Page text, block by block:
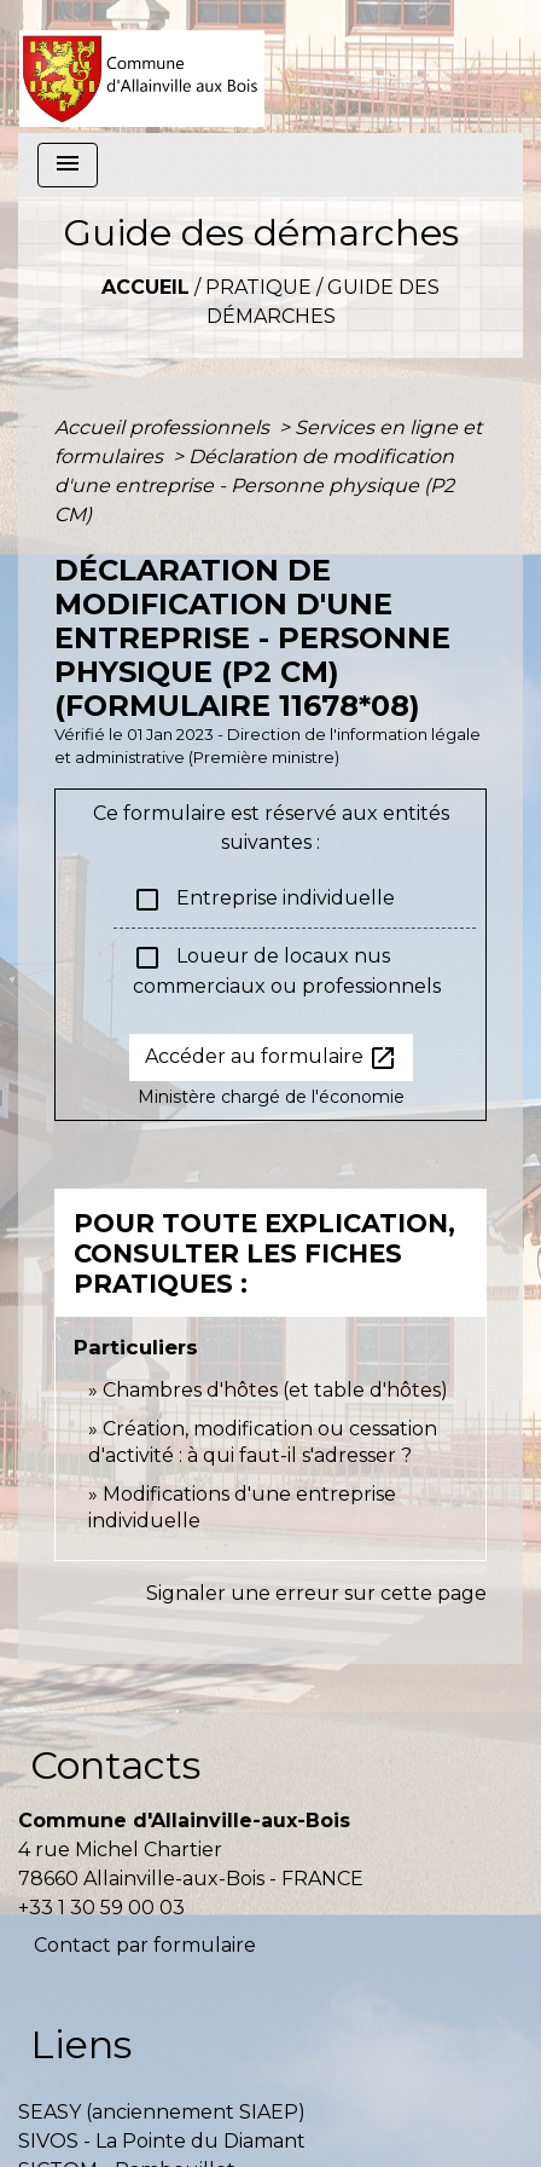
menu
Guide des démarches
ACCUEIL / PRATIQUE/ GUIDE DES
DÉMARCHES
Accueil professionnels > Services en ligne et
formulaires > Déclaration de modification
d'une entreprise - Personne physique (P2
CM)
DÉCLARATION DE
MODIFICATION D'UNE
ENTREPRISE - PERSONNE
PHYSIQUE (P2 CM)
(FORMULAIRE 11678*08)
Vérifié le 01 Jan 2023 - Direction de l'information légale
et administrative (Première ministre)
Ce formulaire est réservé aux entités
suivantes :
check_box_outline_blank Entreprise individuelle
check_box_outline_blank
Loueur de locaux nus
commerciaux ou professionnels
Accéder au formulaire open_in_new
Ministère chargé de l'économie
POUR TOUTE EXPLICATION,
CONSULTER LES FICHES
PRATIQUES :
Particuliers
Chambres d'hôtes (et table d'hôtes)
Création, modification ou cessation
d'activité : à qui faut-il s'adresser ?
Modifications d'une entreprise
individuelle
Signaler une erreur sur cette page
Contacts
Commune d'Allainville-aux-Bois
4 rue Michel Chartier
78660 Allainville-aux-Bois - FRANCE
+33 1 30 59 00 03
Contact par formulaire
Liens
SEASY (anciennement SIAEP)
SIVOS - La Pointe du Diamant